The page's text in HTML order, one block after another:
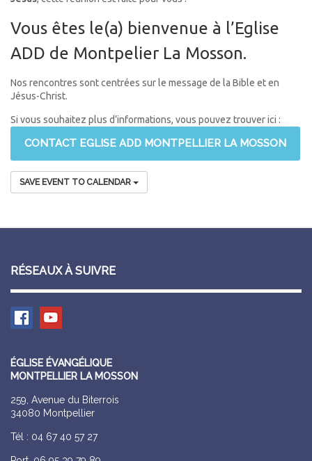
Vous êtes le(a) bienvenue à l’Eglise
ADD de Montpelier La Mosson.
Nos rencontres sont centrées sur le message de la Bible et en
Jésus-Christ.
Si vous souhaitez plus d’informations, vous pouvez trouver ici :
CONTACT EGLISE ADD MONTPELLIER LA MOSSON
SAVE EVENT TO CALENDAR
RÉSEAUX À SUIVRE
ÉGLISE ÉVANGÉLIQUE
MONTPELLIER LA MOSSON
259, Avenue du Biterrois
34080 Montpellier
Tél : 04 67 40 57 27